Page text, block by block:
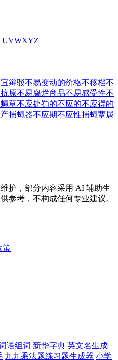
UVWXYZ
辩驳不易变动的价格不移档不
原不易腐烂商品不易感受性不
草不应处罚的不应的不应得的
捕蝇器不应期不应性捕蝇蕈属
护，部分内容采用 AI 辅助生
参考，不构成任何专业建议。
策
语组词 新华字典 英文名生成
九九乘法题练习题生成器 小学